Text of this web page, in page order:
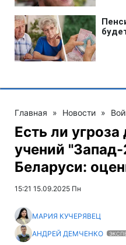
Главная » Новости »
Есть ли
учений
Беларуси:
15:21 15.09.2025 Пн
МАРИЯ КУЧЕРЯВЕЦ
АНДРЕЙ ДЕМЧЕНКО